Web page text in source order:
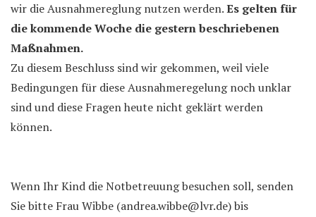
wir die Ausnahmereglung nutzen werden.Es gelten für
die kommende Woche die gestern beschriebenen
Maßnahmen.
Zu diesem Beschluss sind wir gekommen, weil viele
Bedingungen für diese Ausnahmeregelung noch unklar
sind und diese Fragen heute nicht geklärt werden
können.
Wenn Ihr Kind die Notbetreuung besuchen soll, senden
Sie bitte Frau Wibbe (andrea.wibbe@lvr.de) bis